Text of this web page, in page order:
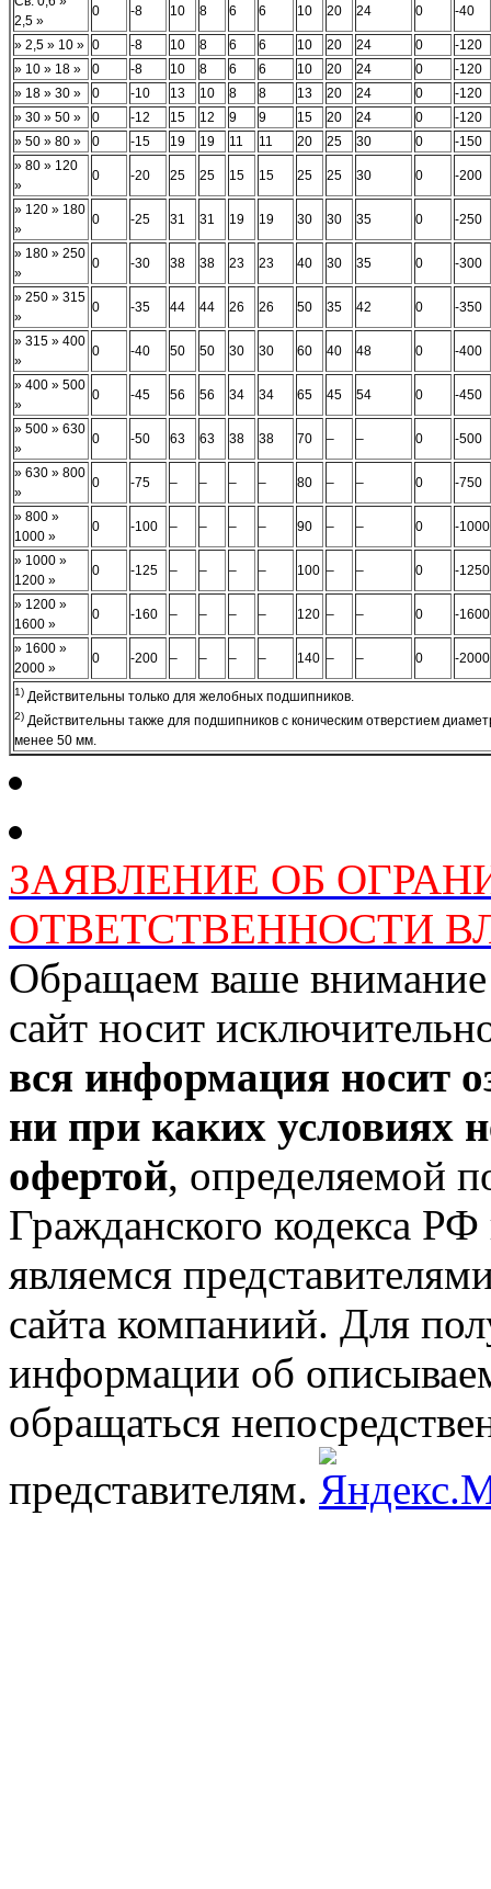
2,5 »
0 -8 10 8 6 6 10 20 24 0 -40
» 2,5 » 10 » 0 -8 10 8 6 6 10 20 24 0
-120
» 10 » 18 »
0 -8 10 8 6 6 10 20 24 0
-120
» 18 » 30 »
0 -10 13 10 8 8 13 20 24 0
-120
» 30 » 50 »
0 -12 15 12 9 9 15 20 24 0
-120
» 50 » 80 »
0 -15 19 19 11 11 20 25 30 0
-150
» 80 » 120
»
0 -20 25 25 15 15 25 25 30 0 -200
» 120 » 180
»
0 -25 31 31 19 19 30 30 35 0 -250
» 180 » 250
»
0 -30 38 38 23 23 40 30 35 0 -300
» 250 » 315
»
0 -35 44 44 26 26 50 35 42 0 -350
» 315 » 400
»
0 -40 50 50 30 30 60 40 48 0 -400
» 400 » 500
»
0 -45 56 56 34 34 65 45 54 0 -450
» 500 » 630
»
0 -50 63 63 38 38 70 – – 0 -500
» 630 » 800
»
0 -75 – – – – 80 – – 0 -750
» 800 »
1000 »
0 -100 – – – – 90 – – 0 -1000
» 1000 »
1200 »
0 -125 – – – – 100 – – 0 -1250
» 1200 »
1600 »
0 -160 – – – – 120 – – 0 -1600
» 1600 »
2000 »
0 -200 – – – – 140 – – 0 -2000
1) Действительны только для желобных подшипников.
2) Действительны также для подшипников с коническим отверстием
менее 50 мм.
ЗАЯВЛЕНИЕ ОБ
ОТВЕТСТВЕННОСТИ
Обращаем ваше
сайт носит
вся информация носит
ни при каких условиях
офертой, определяемой
Гражданского кодекса
являемся
сайта компаниий. Для
информации об
обращаться
представителям.